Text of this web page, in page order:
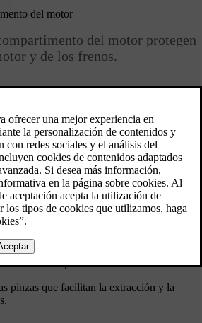
del motor
del motor protegen
y de los frenos.
en el compartimento del motor
pinzas que facilitan la extracción y la